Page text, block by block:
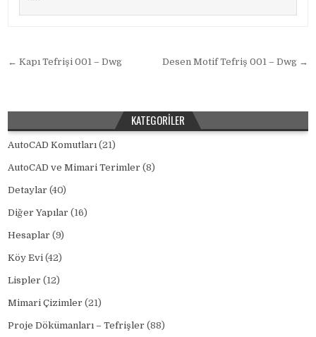
Yazı gezinmesi Desen Motif Tefriş 001 – Dwg →
← Kapı Tefrişi 001 – Dwg
KATEGORILER
AutoCAD Komutları (21)
AutoCAD ve Mimari Terimler (8)
Detaylar (40)
Diğer Yapılar (16)
Hesaplar (9)
Köy Evi (42)
Lispler (12)
Mimari Çizimler (21)
Proje Dökümanları – Tefrişler (88)